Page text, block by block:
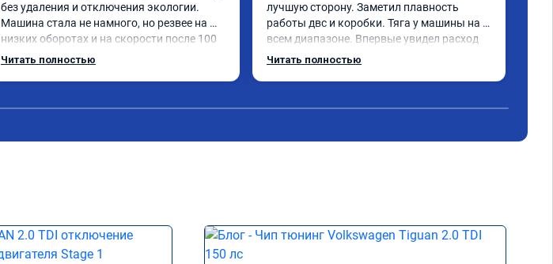
без удаления и отключения экологии.
Машина стала не намного, но резвее на
низких оборотах и на скорости после 100
км/ч при обгонах.
Читать полностью
лучшую сторону. Заметил плавность
работы двс и коробки. Тяга у машины на
всем диапазоне. Впервые увидел расход
по трассе меньше 8 литров. Сколько
Читать полностью